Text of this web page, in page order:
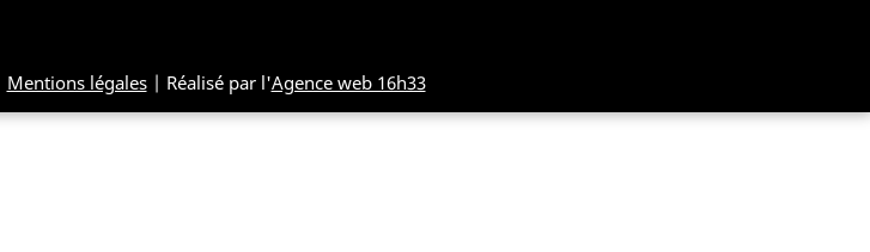
Mentions légales| Réalisé par l'Agence web 16h33